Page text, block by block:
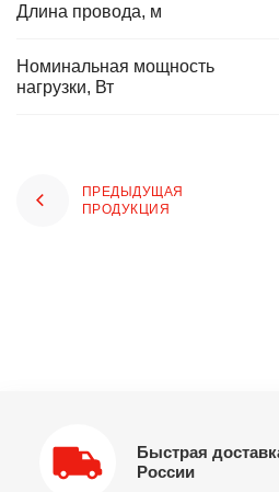
Длина провода, м
Номинальная мощность
нагрузки, Вт
ПРЕДЫДУЩАЯ
ПРОДУКЦИЯ
Быстрая
России